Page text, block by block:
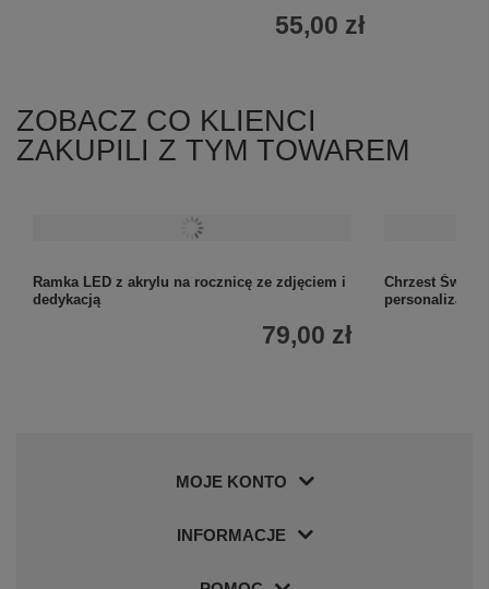
55,00 zł
ZOBACZ CO KLIENCI
ZAKUPILI Z TYM TOWAREM
Ramka LED z akrylu na rocznicę ze zdjęciem i
dedykacją
79,00 zł
Chrzest
personalizacją
MOJE KONTO
INFORMACJE